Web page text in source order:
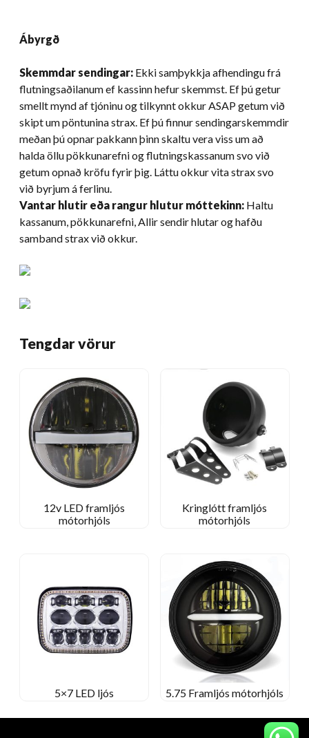
Ábyrgð
Skemmdar sendingar: Ekki samþykkja afhendingu frá
flutningsaðilanum ef kassinn hefur skemmst. Ef þú getur
smellt mynd af tjóninu og tilkynnt okkur ASAP getum við
skipt um pöntunina strax. Ef þú finnur sendingarskemmdir
meðan þú opnar pakkann þinn skaltu vera viss um að
halda öllu pökkunarefni og flutningskassanum svo við
getum opnað kröfu fyrir þig. Láttu okkur vita strax svo
við byrjum á ferlinu.
Vantar hlutir eða rangur hlutur móttekinn: Haltu
kassanum, pökkunarefni, Allir sendir hlutar og hafðu
samband strax við okkur.
Tengdar vörur
12v LED framljós
mótorhjóls
Kringlótt framljós
mótorhjóls
5×7 LED ljós 5.75 Framljós mótorhjóls